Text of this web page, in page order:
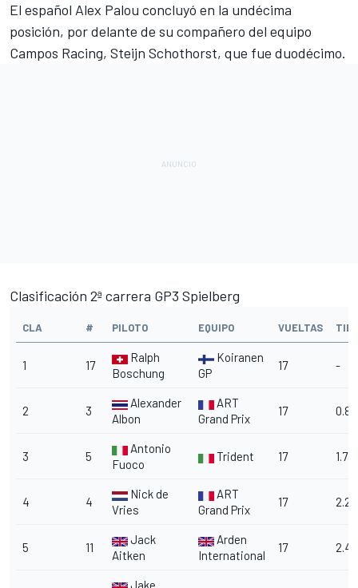
El español Alex Palou concluyó en la undécima
posición, por delante de su compañero del equipo
Campos Racing, Steijn Schothorst, que fue duodécimo.
Clasificación 2ª carrera GP3 Spielberg
CLA # PILOTO EQUIPO VUELTAS
1 17
Ralph
Boschung
Koiranen
GP
17 -
2 3
Alexander
Albon
ART
Grand Prix
17 0.8
3 5
Antonio
Fuoco
Trident 17 1.7
4 4
Nick de
Vries
ART
Grand Prix
17 2.2
5 11
Jack
Aitken
Arden
International
17 2.4
Jake